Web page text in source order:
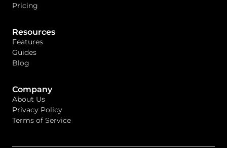
Pricing
Resources
Features
Guides
Blog
Company
About Us
Privacy Policy
Terms of Service